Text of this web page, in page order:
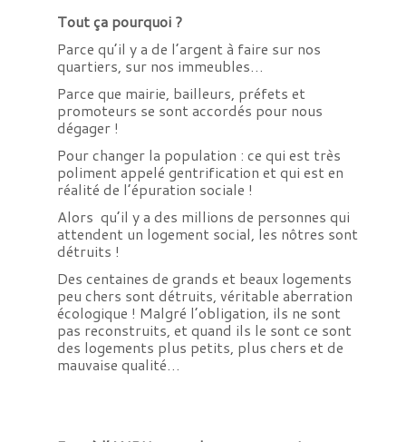
Tout ça pourquoi ?
Parce qu’il y a de l’argent à faire sur nos
quartiers, sur nos immeubles…
Parce que mairie, bailleurs, préfets et
promoteurs se sont accordés pour nous
dégager !
Pour changer la population : ce qui est très
poliment appelé gentrification et qui est en
réalité de l’épuration sociale !
Alors qu’il y a des millions de personnes qui
attendent un logement social, les nôtres sont
détruits !
Des centaines de grands et beaux logements
peu chers sont détruits, véritable aberration
écologique ! Malgré l’obligation, ils ne sont
pas reconstruits, et quand ils le sont ce sont
des logements plus petits, plus chers et de
mauvaise qualité…